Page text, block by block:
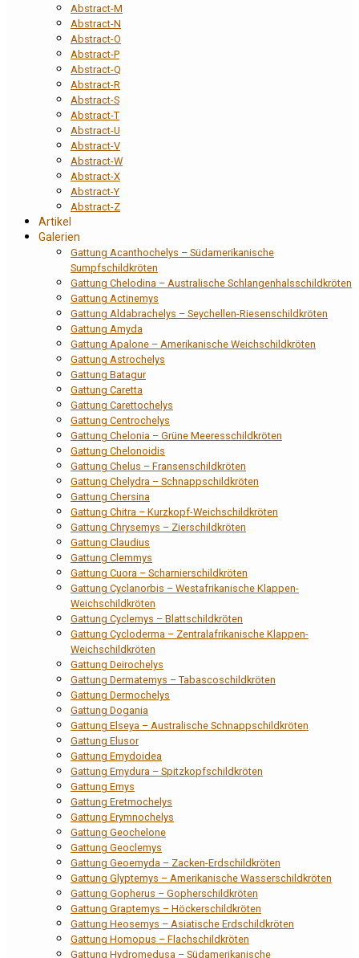
Abstract-M
Abstract-N
Abstract-O
Abstract-P
Abstract-Q
Abstract-R
Abstract-S
Abstract-T
Abstract-U
Abstract-V
Abstract-W
Abstract-X
Abstract-Y
Abstract-Z
Artikel
Galerien
Gattung Acanthochelys – Südamerikanische
Sumpfschildkröten
Gattung Chelodina – Australische Schlangenhalsschildkröten
Gattung Actinemys
Gattung Aldabrachelys – Seychellen-Riesenschildkröten
Gattung Amyda
Gattung Apalone – Amerikanische Weichschildkröten
Gattung Astrochelys
Gattung Batagur
Gattung Caretta
Gattung Carettochelys
Gattung Centrochelys
Gattung Chelonia – Grüne Meeresschildkröten
Gattung Chelonoidis
Gattung Chelus – Fransenschildkröten
Gattung Chelydra – Schnappschildkröten
Gattung Chersina
Gattung Chitra – Kurzkopf-Weichschildkröten
Gattung Chrysemys – Zierschildkröten
Gattung Claudius
Gattung Clemmys
Gattung Cuora – Scharnierschildkröten
Gattung Cyclanorbis – Westafrikanische Klappen-
Weichschildkröten
Gattung Cyclemys – Blattschildkröten
Gattung Cycloderma – Zentralafrikanische Klappen-
Weichschildkröten
Gattung Deirochelys
Gattung Dermatemys – Tabascoschildkröten
Gattung Dermochelys
Gattung Dogania
Gattung Elseya – Australische Schnappschildkröten
Gattung Elusor
Gattung Emydoidea
Gattung Emydura – Spitzkopfschildkröten
Gattung Emys
Gattung Eretmochelys
Gattung Erymnochelys
Gattung Geochelone
Gattung Geoclemys
Gattung Geoemyda – Zacken-Erdschildkröten
Gattung Glyptemys – Amerikanische Wasserschildkröten
Gattung Gopherus – Gopherschildkröten
Gattung Graptemys – Höckerschildkröten
Gattung Heosemys – Asiatische Erdschildkröten
Gattung Homopus – Flachschildkröten
Gattung Hydromedusa – Südamerikanische